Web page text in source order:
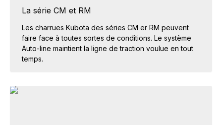
La série CM et RM
Les charrues Kubota des séries CM er RM peuvent
faire face à toutes sortes de conditions. Le système
Auto-line maintient la ligne de traction voulue en tout
temps.